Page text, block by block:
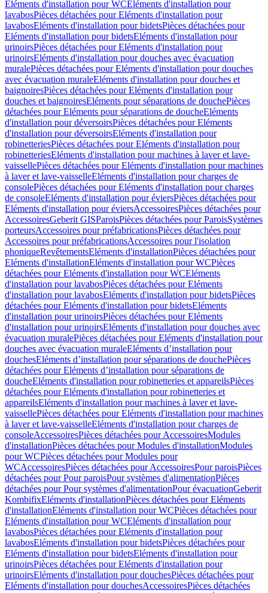
Eléments d'installation pour WCEléments d'installation pour
lavabosPièces détachées pour Eléments d'installation pour
lavabosEléments d'installation pour bidetsPièces détachées pour
Eléments d'installation pour bidetsEléments d'installation pour
urinoirsPièces détachées pour Eléments d'installation pour
urinoirsEléments d'installation pour douches avec évacuation
muralePièces détachées pour Eléments d'installation pour douches
avec évacuation muraleEléments d'installation pour douches et
baignoiresPièces détachées pour Eléments d'installation pour
douches et baignoiresEléments pour séparations de douchePièces
détachées pour Eléments pour séparations de doucheEléments
d'installation pour déversoirsPièces détachées pour Eléments
d'installation pour déversoirsEléments d'installation pour
robinetteriesPièces détachées pour Eléments d'installation pour
robinetteriesEléments d'installation pour machines à laver et lave-
vaissellePièces détachées pour Eléments d'installation pour machines
à laver et lave-vaisselleEléments d'installation pour charges de
consolePièces détachées pour Eléments d'installation pour charges
de consoleEléments d'installation pour éviersPièces détachées pour
Eléments d'installation pour éviersAccessoiresPièces détachées pour
AccessoiresGeberit GISParoisPièces détachées pour ParoisSystèmes
porteursAccessoires pour préfabricationsPièces détachées pour
Accessoires pour préfabricationsAccessoires pour l'isolation
phoniqueRevêtementsEléments d'installationPièces détachées pour
Eléments d'installationEléments d'installation pour WCPièces
détachées pour Eléments d'installation pour WCEléments
d'installation pour lavabosPièces détachées pour Eléments
d'installation pour lavabosEléments d'installation pour bidetsPièces
détachées pour Eléments d'installation pour bidetsEléments
d'installation pour urinoirsPièces détachées pour Eléments
d'installation pour urinoirsEléments d'installation pour douches avec
évacuation muralePièces détachées pour Eléments d'installation pour
douches avec évacuation muraleEléments d’installation pour
douchesEléments d’installation pour séparations de douchePièces
détachées pour Eléments d’installation pour séparations de
doucheEléments d'installation pour robinetteries et appareilsPièces
détachées pour Eléments d'installation pour robinetteries et
appareilsEléments d'installation pour machines à laver et lave-
vaissellePièces détachées pour Eléments d'installation pour machines
à laver et lave-vaisselleEléments d'installation pour charges de
consoleAccessoiresPièces détachées pour AccessoiresModules
d'installationPièces détachées pour Modules d'installationModules
pour WCPièces détachées pour Modules pour
WCAccessoiresPièces détachées pour AccessoiresPour paroisPièces
détachées pour Pour paroisPour systèmes d'alimentationPièces
détachées pour Pour systèmes d'alimentationPour évacuationGeberit
KombifixEléments d'installationPièces détachées pour Eléments
d'installationEléments d'installation pour WCPièces détachées pour
Eléments d'installation pour WCEléments d'installation pour
lavabosPièces détachées pour Eléments d'installation pour
lavabosEléments d'installation pour bidetsPièces détachées pour
Eléments d'installation pour bidetsEléments d'installation pour
urinoirsPièces détachées pour Eléments d'installation pour
urinoirsEléments d'installation pour douchesPièces détachées pour
Eléments d'installation pour douchesAccessoiresPièces détachées